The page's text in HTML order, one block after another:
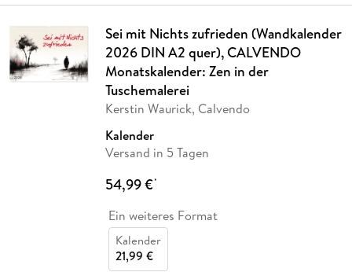
Sei mit Nichts zufrieden (Wandkalender
2026 DIN A2 quer), CALVENDO
Monatskalender: Zen in der
Tuschemalerei
Kerstin Waurick, Calvendo
Kalender
Versand in 5 Tagen
54,99 €*
Ein weiteres Format
Kalender
21,99 €